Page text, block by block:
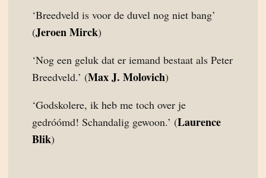
‘Breedveld is voor de duvel nog niet bang’
(Jeroen Mirck)
‘Nog een geluk dat er iemand bestaat als Peter
Breedveld.’ (Max J. Molovich)
‘Godskolere, ik heb me toch over je
gedróómd! Schandalig gewoon.’ (Laurence
Blik)